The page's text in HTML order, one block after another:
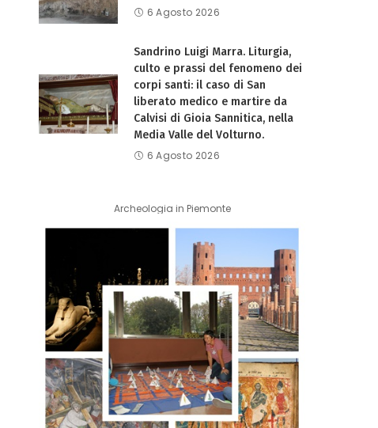
6 Agosto 2026
Sandrino Luigi Marra. Liturgia,
culto e prassi del fenomeno dei
corpi santi: il caso di San
liberato medico e martire da
Calvisi di Gioia Sannitica, nella
Media Valle del Volturno.
6 Agosto 2026
Archeologia in Piemonte